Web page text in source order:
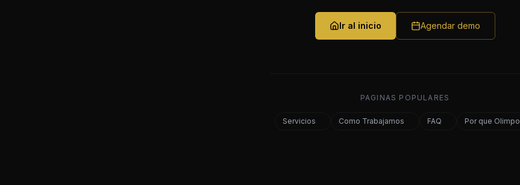
Ir al inicio Agendar demo
PAGINAS POPULARES
Servicios Como Trabajamos FAQ Por que Olimpo